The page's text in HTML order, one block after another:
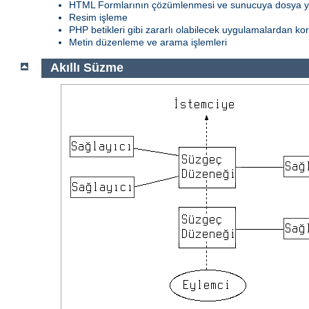
HTML Formlarının çözümlenmesi ve sunucuya dosya
Resim işleme
PHP betikleri gibi zararlı olabilecek uygulamalardan
Metin düzenleme ve arama işlemleri
Akıllı Süzme